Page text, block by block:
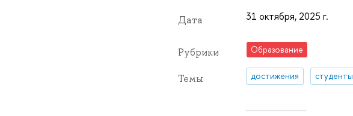
Дата 31 октября, 2025 г.
Рубрики Образование
Темы достижения студенты